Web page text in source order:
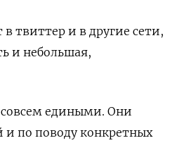
твиттер и в другие сети,
и небольшая,
едиными. Они
и по поводу конкретных